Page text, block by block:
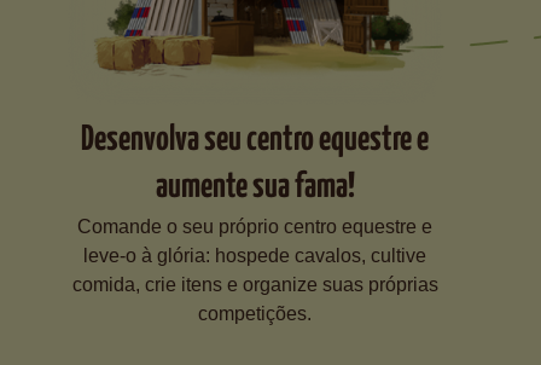
Desenvolva seu centro equestre e
aumente sua fama!
Comande o seu próprio centro equestre e
leve-o à glória: hospede cavalos, cultive
comida, crie itens e organize suas próprias
competições.